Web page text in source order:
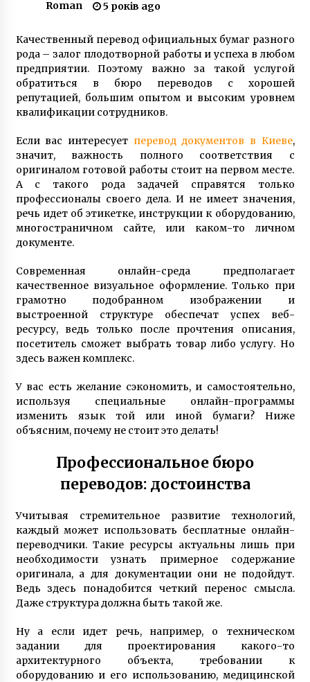
6 років ago
У Києві презентували освітлення
Подільсько-Воскресенського мосту
6 років ago
попередили про небезпеки через відлигу
Для киян створили карту ремонту теплових
7 років ago
Українці та білоруси прийшли під посольство
6 років ago
Київ увійшов у ТОП-10 смарт-міст за
економічною ефективністю
7 років ago
Roman 5 років ago
Качественный перевод официальных бумаг разного
рода – залог плодотворной работы и успеха в любом
предприятии. Поэтому важно за такой услугой
обратиться в бюро переводов с хорошей
репутацией, большим опытом и высоким уровнем
квалификации сотрудников.
Если вас интересует перевод документов в Киеве,
значит, важность полного соответствия с
оригиналом готовой работы стоит на первом месте.
А с такого рода задачей справятся только
профессионалы своего дела. И не имеет значения,
речь идет об этикетке, инструкции к оборудованию,
многостраничном сайте, или каком-то личном
документе.
Современная онлайн-среда предполагает
качественное визуальное оформление. Только при
грамотно подобранном изображении и
выстроенной структуре обеспечат успех веб-
ресурсу, ведь только после прочтения описания,
посетитель сможет выбрать товар либо услугу. Но
здесь важен комплекс.
У вас есть желание сэкономить, и самостоятельно,
используя специальные онлайн-программы
изменить язык той или иной бумаги? Ниже
объясним, почему не стоит это делать!
Профессиональное бюро
переводов: достоинства
Учитывая стремительное развитие технологий,
каждый может использовать бесплатные онлайн-
переводчики. Такие ресурсы актуальны лишь при
необходимости узнать примерное содержание
оригинала, а для документации они не подойдут.
Ведь здесь понадобится четкий перенос смысла.
Даже структура должна быть такой же.
Ну а если идет речь, например, о техническом
задании для проектирования какого-то
архитектурного объекта, требовании к
оборудованию и его использованию, медицинской